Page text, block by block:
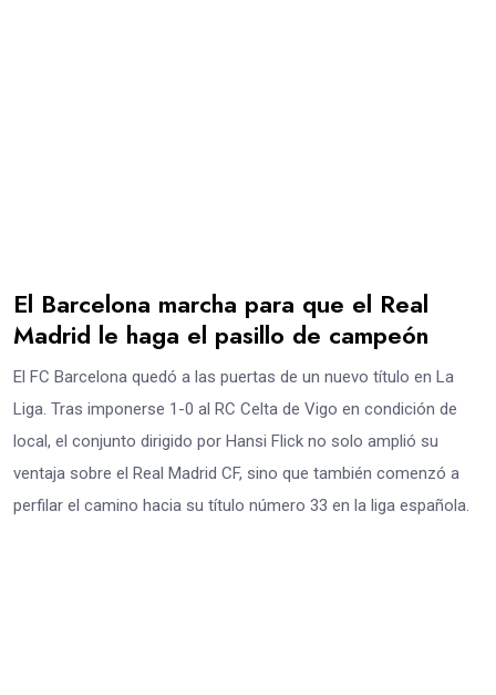
El Barcelona marcha para que el Real
Madrid le haga el pasillo de campeón
El FC Barcelona quedó a las puertas de un nuevo título en La
Liga. Tras imponerse 1-0 al RC Celta de Vigo en condición de
local, el conjunto dirigido por Hansi Flick no solo amplió su
ventaja sobre el Real Madrid CF, sino que también comenzó a
perfilar el camino hacia su título número 33 en la liga española.